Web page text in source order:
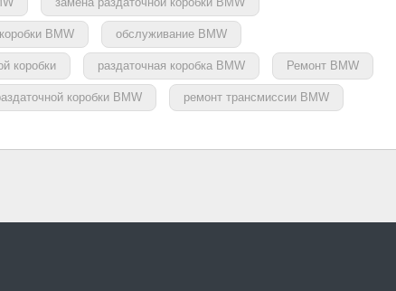
BMW обслуживание BMW
коробки раздаточная коробка BMW Ремонт BMW
коробки BMW ремонт трансмиссии BMW